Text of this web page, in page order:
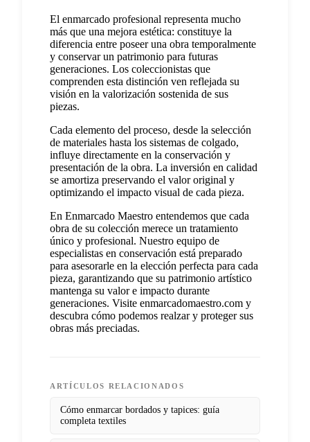
El enmarcado profesional representa mucho
más que una mejora estética: constituye la
diferencia entre poseer una obra temporalmente
y conservar un patrimonio para futuras
generaciones. Los coleccionistas que
comprenden esta distinción ven reflejada su
visión en la valorización sostenida de sus
piezas.
Cada elemento del proceso, desde la selección
de materiales hasta los sistemas de colgado,
influye directamente en la conservación y
presentación de la obra. La inversión en calidad
se amortiza preservando el valor original y
optimizando el impacto visual de cada pieza.
En Enmarcado Maestro entendemos que cada
obra de su colección merece un tratamiento
único y profesional. Nuestro equipo de
especialistas en conservación está preparado
para asesorarle en la elección perfecta para cada
pieza, garantizando que su patrimonio artístico
mantenga su valor e impacto durante
generaciones. Visite enmarcadomaestro.com y
descubra cómo podemos realzar y proteger sus
obras más preciadas.
ARTÍCULOS RELACIONADOS
Cómo enmarcar bordados y tapices: guía
completa textiles